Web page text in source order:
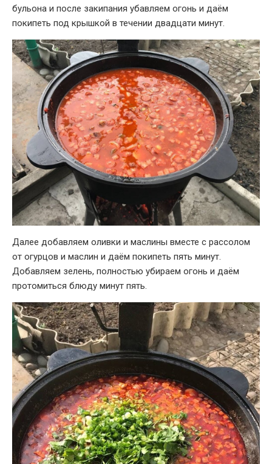
бульона и после закипания убавляем огонь и даём
покипеть под крышкой в течении двадцати минут.
Далее добавляем оливки и маслины вместе с рассолом
от огурцов и маслин и даём покипеть пять минут.
Добавляем зелень, полностью убираем огонь и даём
протомиться блюду минут пять.